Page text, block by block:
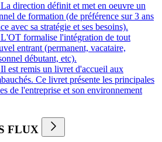
direction définit et met en oeuvre un
de formation (de préférence sur 3 ans
avec sa stratégie et ses besoins).
formalise l'intégration de tout
entrant (permanent, vacataire,
débutant, etc).
est remis un livret d'accueil aux
Ce livret présente les principales
de l'entreprise et son environnement
FLUX